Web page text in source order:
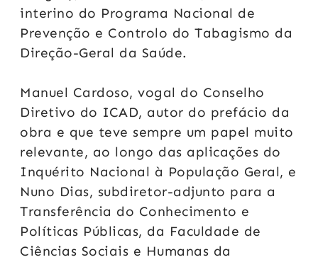
interino do Programa Nacional de
Prevenção e Controlo do Tabagismo da
Direção-Geral da Saúde.
Manuel Cardoso, vogal do Conselho
Diretivo do ICAD, autor do prefácio da
obra e que teve sempre um papel muito
relevante, ao longo das aplicações do
Inquérito Nacional à População Geral, e
Nuno Dias, subdiretor-adjunto para a
Transferência do Conhecimento e
Políticas Públicas, da Faculdade de
Ciências Sociais e Humanas da